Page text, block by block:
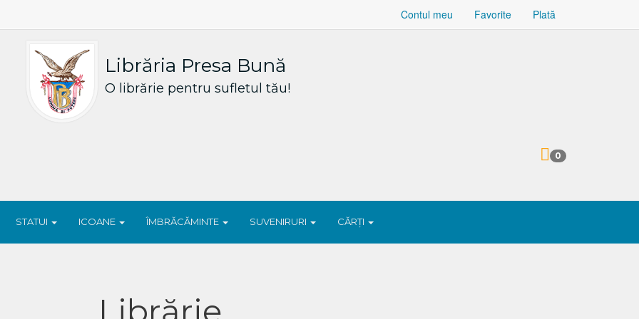
Contul meu Favorite Plată
Librăria Presa Bună
O librărie pentru sufletul tău!
0
STATUI ICOANE ÎMBRĂCĂMINTE SUVENIRURI CĂRȚI
Librărie